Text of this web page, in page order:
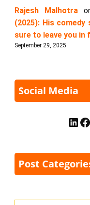
Rajesh Malhotra
(2025): His comedy
sure to leave you
September 29, 2025
Social Media
Post